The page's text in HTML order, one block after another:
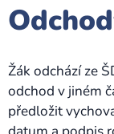
Žák odchází ze
odchod v jiném
předložit